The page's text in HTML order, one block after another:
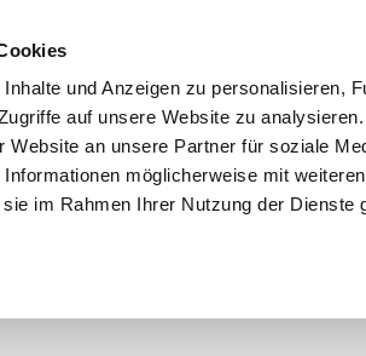
und Anzeigen zu personalisieren,
auf unsere Website zu
Website an unsere Partner für soziale
möglicherweise mit
im Rahmen Ihrer Nutzung der Dienste